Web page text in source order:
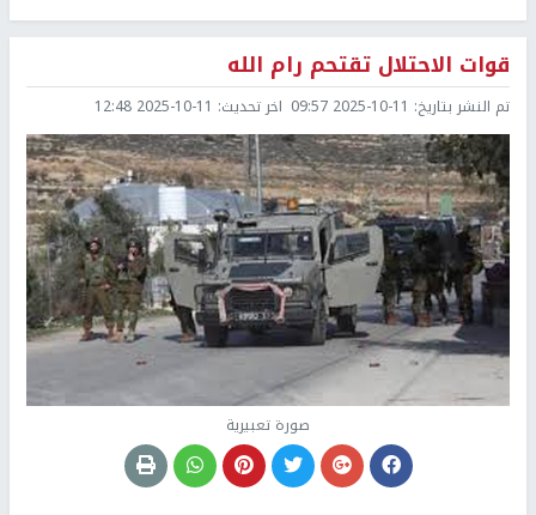
قوات الاحتلال تقتحم رام الله
تم النشر بتاريخ: 2025-10-11 09:57 اخر تحديث: 2025-10-11 12:48
صورة تعبيرية